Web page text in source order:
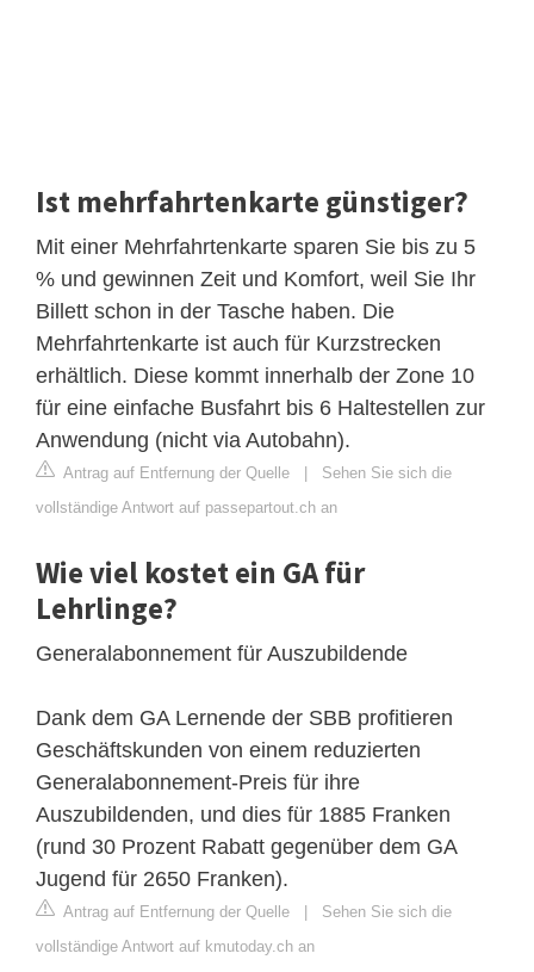
Ist mehrfahrtenkarte günstiger?
Mit einer Mehrfahrtenkarte sparen Sie bis zu 5
% und gewinnen Zeit und Komfort, weil Sie Ihr
Billett schon in der Tasche haben. Die
Mehrfahrtenkarte ist auch für Kurzstrecken
erhältlich. Diese kommt innerhalb der Zone 10
für eine einfache Busfahrt bis 6 Haltestellen zur
Anwendung (nicht via Autobahn).
Antrag auf Entfernung der Quelle | Sehen Sie sich die
vollständige Antwort auf passepartout.ch an
Wie viel kostet ein GA für
Lehrlinge?
Generalabonnement für Auszubildende
Dank dem GA Lernende der SBB profitieren
Geschäftskunden von einem reduzierten
Generalabonnement-Preis für ihre
Auszubildenden, und dies für 1885 Franken
(rund 30 Prozent Rabatt gegenüber dem GA
Jugend für 2650 Franken).
Antrag auf Entfernung der Quelle | Sehen Sie sich die
vollständige Antwort auf kmutoday.ch an